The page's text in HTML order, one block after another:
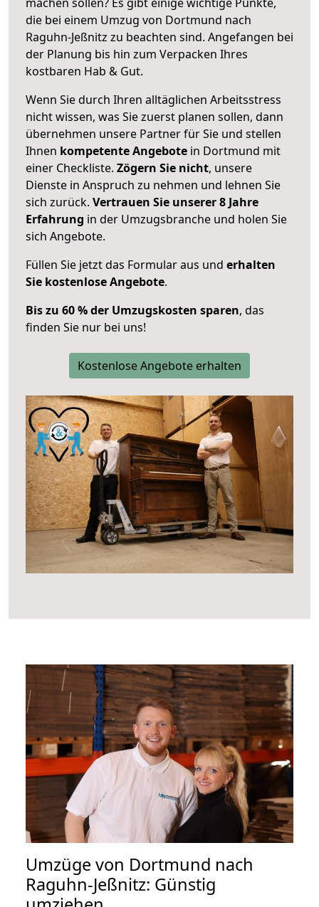
die bei einem Umzug von Dortmund nach
Raguhn-Jeßnitz zu beachten sind. Angefangen bei
der Planung bis hin zum Verpacken Ihres
kostbaren Hab & Gut.
Wenn Sie durch Ihren alltäglichen Arbeitsstress
nicht wissen, was Sie zuerst planen sollen, dann
übernehmen unsere Partner für Sie und stellen
Ihnen kompetente Angebote in Dortmund mit
einer Checkliste. Zögern Sie nicht, unsere
Dienste in Anspruch zu nehmen und lehnen Sie
sich zurück. Vertrauen Sie unserer 8 Jahre
Erfahrung in der Umzugsbranche und holen Sie
sich Angebote.
Füllen Sie jetzt das Formular aus und erhalten
Sie kostenlose Angebote.
Bis zu 60 % der Umzugskosten sparen, das
finden Sie nur bei uns!
Kostenlose Angebote erhalten
Umzüge von Dortmund nach
Raguhn-Jeßnitz: Günstig